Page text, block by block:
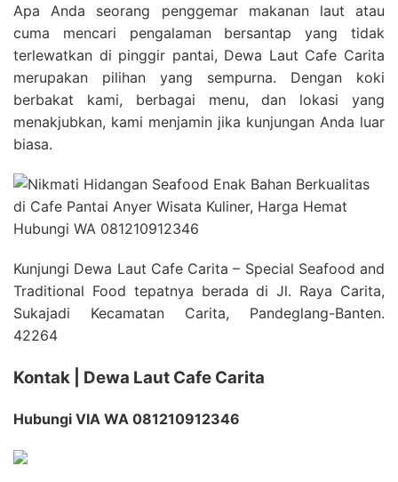
Apa Anda seorang penggemar makanan laut atau
cuma mencari pengalaman bersantap yang tidak
terlewatkan di pinggir pantai, Dewa Laut Cafe Carita
merupakan pilihan yang sempurna. Dengan koki
berbakat kami, berbagai menu, dan lokasi yang
menakjubkan, kami menjamin jika kunjungan Anda luar
biasa.
Kunjungi Dewa Laut Cafe Carita – Special Seafood and
Traditional Food tepatnya berada di Jl. Raya Carita,
Sukajadi Kecamatan Carita, Pandeglang-Banten.
42264
Kontak | Dewa Laut Cafe Carita
Hubungi VIA WA 081210912346